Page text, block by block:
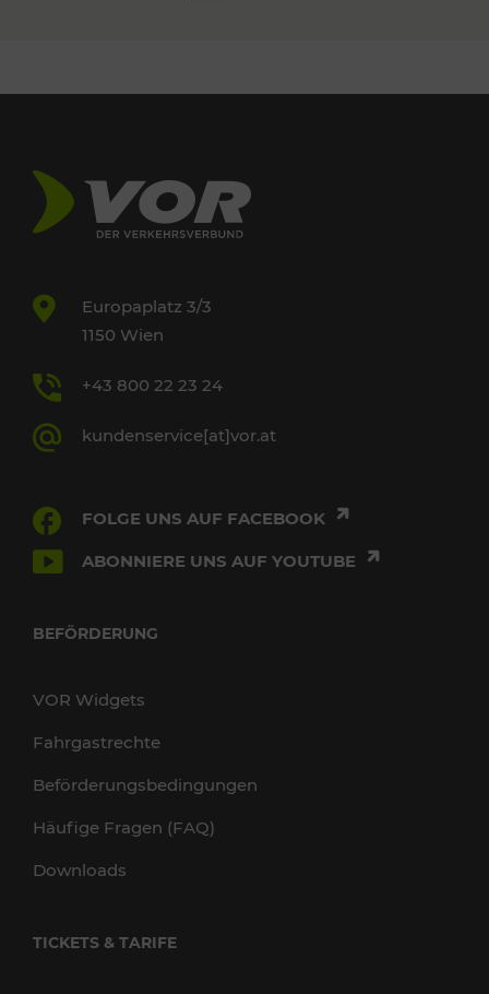
Europaplatz 3/3
1150 Wien
+43 800 22 23 24
kundenservice[at]vor.at
FOLGE UNS AUF FACEBOOK
ABONNIERE UNS AUF YOUTUBE
BEFÖRDERUNG
VOR Widgets
Fahrgastrechte
Beförderungsbedingungen
Häufige Fragen (FAQ)
Downloads
TICKETS & TARIFE